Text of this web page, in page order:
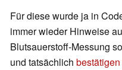
Für diese wurde ja in
immer wieder Hinweise
Blutsauerstoff-Messung
und tatsächlich